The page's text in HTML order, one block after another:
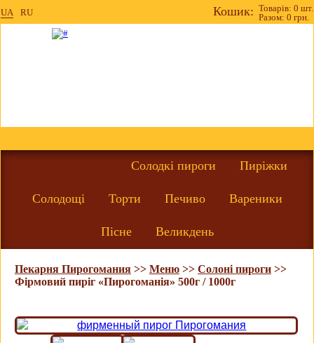
UA RU Кошик: Товарів: 0 шт.
Разом: 0 грн.
Солодкі пироги Пиріжки
Солодощі Торти Печиво Вареники
Пісне Великдень
Пекарня Пирогомания >> Меню >> Солоні пироги >>
Фірмовий пиріг «Пирогоманія» 500г / 1000г